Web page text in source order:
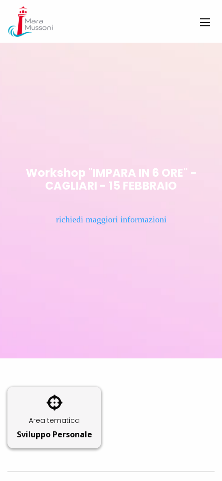
Workshop "IMPARA IN 6 ORE" -
CAGLIARI - 15 FEBBRAIO
richiedi maggiori informazioni
Area tematica
Sviluppo Personale